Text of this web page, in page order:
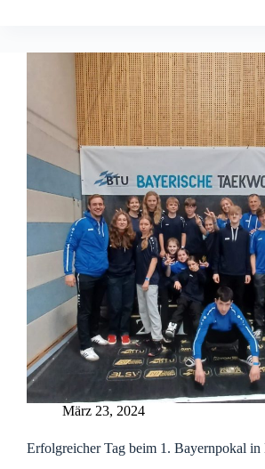
März 23, 2024
Erfolgreicher Tag beim 1. Bayernpokal in